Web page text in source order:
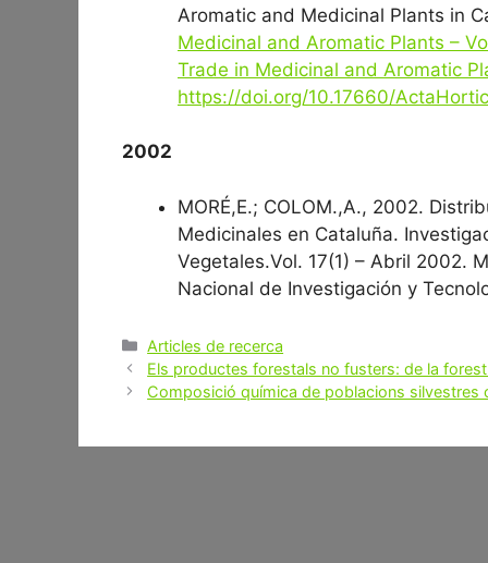
Aromatic and Medicinal Plants in
Medicinal and Aromatic Plants –
Trade in Medicinal and Aromatic
https://doi.org/10.17660/
2002
MORÉ,E.; COLOM.,A., 2002.
Medicinales en Cataluña.
Vegetales.Vol. 17(1) – Abril 2002.
Nacional de Investigación y
Categories
Articles de recerca
Post
navigation
Els productes forestals no fusters: de la
Composició química de poblacions silvestres